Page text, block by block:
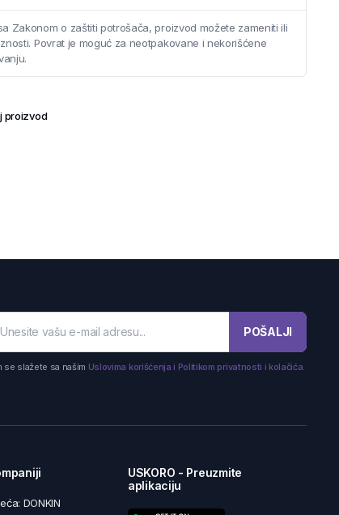
Zakonom o zaštiti potrošača, proizvod možete zameniti ili
Povrat je moguć za neotpakovane i nekorišćene
proizvod
POŠALJI
se slažete sa našim Uslovima korišćenja i Politikom privatnosti i kolačića.
DONKIN
USKORO - Preuzmite
aplikaciju